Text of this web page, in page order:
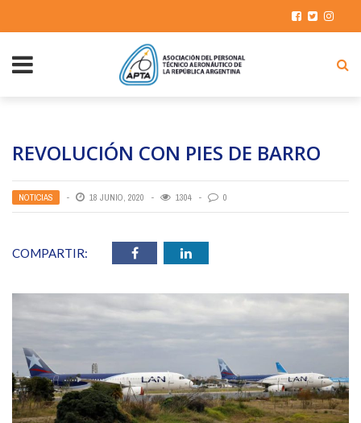
REVOLUCIÓN CON PIES DE BARRO
NOTICIAS 18 JUNIO, 2020 1304 0
COMPARTIR: